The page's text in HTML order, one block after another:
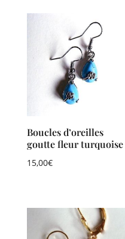
Boucles d’oreilles
goutte fleur turquoise
15,00€